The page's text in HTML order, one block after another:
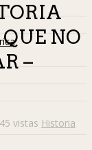
NO
–
vistas Historia